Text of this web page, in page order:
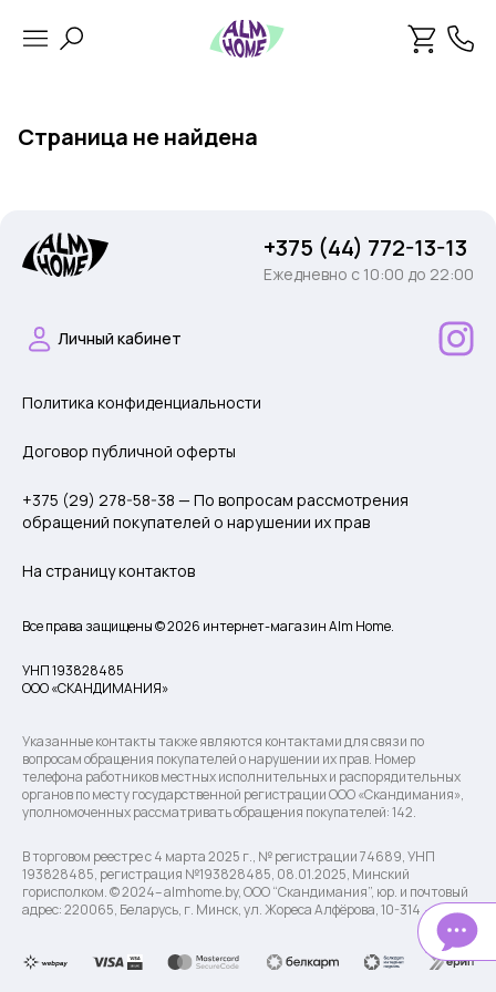
Страница не найдена
+375 (44) 772-13-13
Ежедневно c 10:00 до 22:00
Личный кабинет
Политика конфиденциальности
Договор публичной оферты
+375 (29) 278-58-38 — По вопросам рассмотрения
обращений покупателей о нарушении их прав
На страницу контактов
Все права защищены © 2026 интернет-магазин Alm Home.
УНП 193828485
ООО «СКАНДИМАНИЯ»
Указанные контакты также являются контактами для связи по
вопросам обращения покупателей о нарушении их прав. Номер
телефона работников местных исполнительных и распорядительных
органов по месту государственной регистрации ООО «Скандимания»,
уполномоченных рассматривать обращения покупателей: 142.
В торговом реестре с 4 марта 2025 г., № регистрации 74689, УНП
193828485, регистрация №193828485, 08.01.2025, Минский
горисполком. © 2024– almhome.by, ООО “Скандимания”, юр. и почтовый
адрес: 220065, Беларусь, г. Минск, ул. Жореса Алфёрова, 10-314